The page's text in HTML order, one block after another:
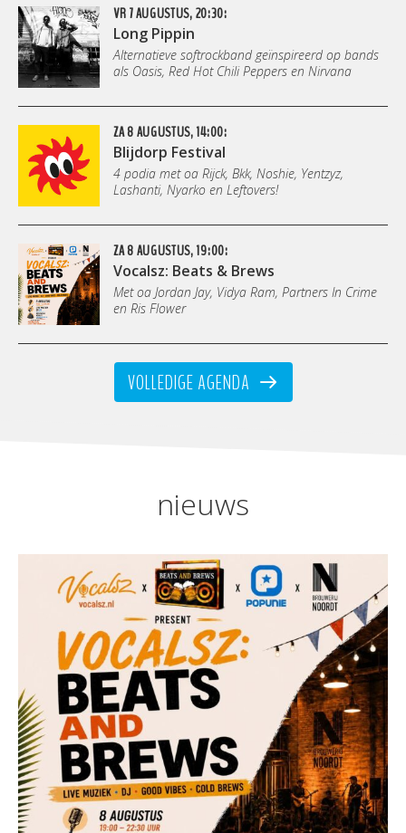
VR 7 AUGUSTUS, 20:30:
Long Pippin
Alternatieve softrockband geïnspireerd op bands
als Oasis, Red Hot Chili Peppers en Nirvana
ZA 8 AUGUSTUS, 14:00:
Blijdorp Festival
4 podia met oa Rijck, Bkk, Noshie, Yentzyz,
Lashanti, Nyarko en Leftovers!
ZA 8 AUGUSTUS, 19:00:
Vocalsz: Beats & Brews
Met oa Jordan Jay, Vidya Ram, Partners In Crime
en Ris Flower
VOLLEDIGE AGENDA
nieuws